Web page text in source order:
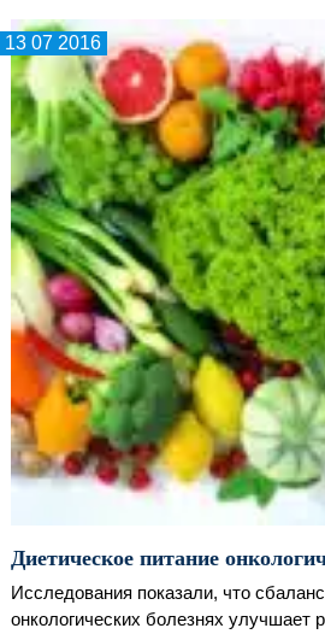
13 07 2016
Диетическое питание
Исследования показали, что
онкологических болезнях улучшает